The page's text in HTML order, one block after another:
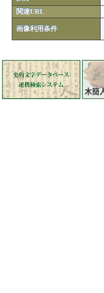
関連URL
画像利用条件